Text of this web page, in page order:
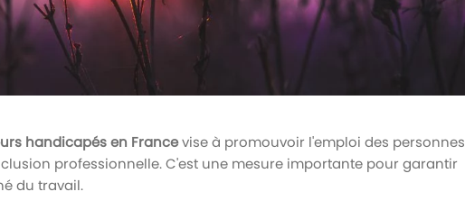
handicapés en Francevise à promouvoir l'emploi des personnes
professionnelle. C'est une mesure importante pour garantir
du travail.